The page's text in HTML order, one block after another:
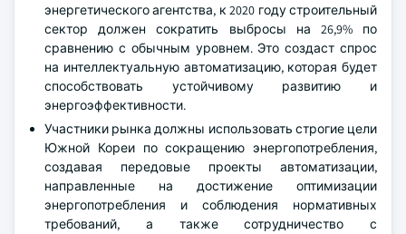
энергетического агентства, к 2020 году строительный
сектор должен сократить выбросы на 26,9% по
сравнению с обычным уровнем. Это создаст спрос
на интеллектуальную автоматизацию, которая будет
способствовать устойчивому развитию и
энергоэффективности.
Участники рынка должны использовать строгие цели
Южной Кореи по сокращению энергопотребления,
создавая передовые проекты автоматизации,
направленные на достижение оптимизации
энергопотребления и соблюдения нормативных
требований, а также сотрудничество с